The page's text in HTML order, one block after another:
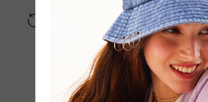
Trocas e Devoluções
Fácil, rápido e sem custo